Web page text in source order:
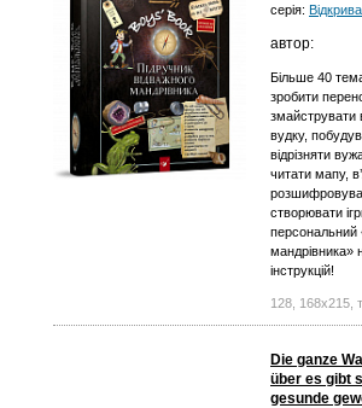
серія:
автор:
Більше 40
зробити
змайструвати
вудку,
відрізняти
читати мапу,
створювати
персональний
мандрівника»
інструкцій!
128, 168x215,
Die ganze
über es gibt
gesunde